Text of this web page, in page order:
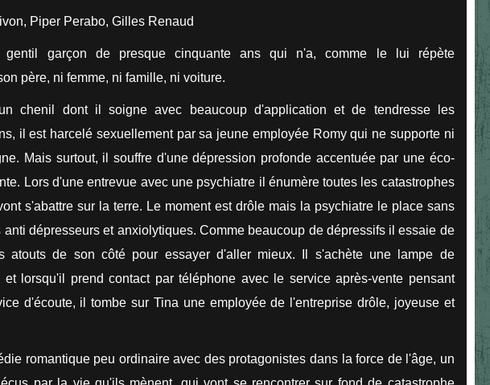
Piper Perabo, Gilles Renaud
garçon de presque cinquante ans qui n'a, comme le lui répète
père, ni femme, ni famille, ni voiture.
chenil dont il soigne avec beaucoup d'application et de tendresse les
il est harcelé sexuellement par sa jeune employée Romy qui ne supporte ni
Mais surtout, il souffre d'une dépression profonde accentuée par une éco-
Lors d'une entrevue avec une psychiatre il énumère toutes les catastrophes
s'abattre sur la terre. Le moment est drôle mais la psychiatre le place sans
anti dépresseurs et anxiolytiques. Comme beaucoup de dépressifs il essaie de
atouts de son côté pour essayer d'aller mieux. Il s'achète une lampe de
et lorsqu'il prend contact par téléphone avec le service après-vente pensant
d'écoute, il tombe sur Tina une employée de l'entreprise drôle, joyeuse et
romantique peu ordinaire avec des protagonistes dans la force de l'âge, un